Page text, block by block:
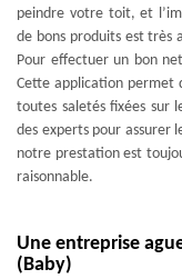
peindre votre toit, et
de bons produits est très
Pour effectuer un bon
Cette application permet
toutes saletés fixées sur
des experts pour assurer
notre prestation est
raisonnable.
Une entreprise
(Baby)